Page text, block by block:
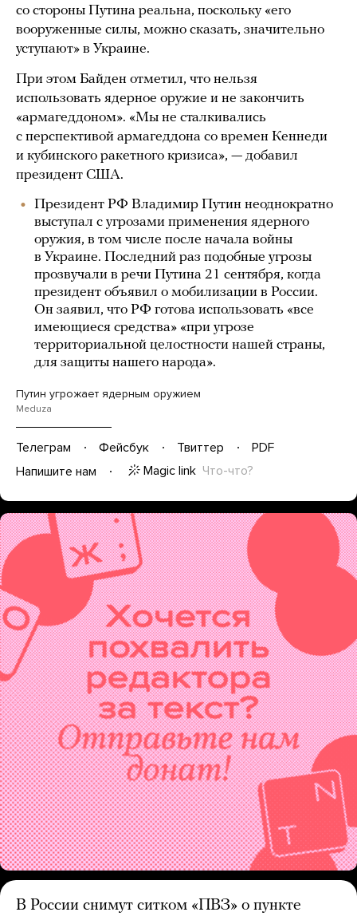
со стороны Путина реальна, поскольку «его
вооруженные силы, можно сказать, значительно
уступают» в Украине.
При этом Байден отметил, что нельзя
использовать ядерное оружие и не закончить
«армагеддоном». «Мы не сталкивались
с перспективой армагеддона со времен Кеннеди
и кубинского ракетного кризиса», — добавил
президент США.
Президент РФ Владимир Путин неоднократно
выступал с угрозами применения ядерного
оружия, в том числе после начала войны
в Украине. Последний раз подобные угрозы
прозвучали в речи Путина 21 сентября, когда
президент объявил о мобилизации в России.
Он заявил, что РФ готова использовать «все
имеющиеся средства» «при угрозе
территориальной целостности нашей страны,
для защиты нашего народа».
Путин угрожает ядерным оружием
Meduza
Телеграм Фейсбук Твиттер
PDF
Напишите нам
Magic link Что-что?
В России снимут ситком «ПВЗ» о пункте